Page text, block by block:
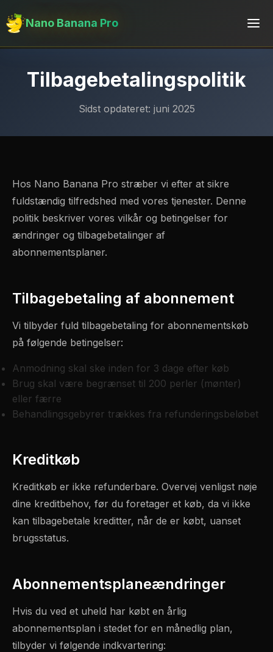
Nano Banana Pro
Tilbagebetalingspolitik
Sidst opdateret: juni 2025
Hos Nano Banana Pro stræber vi efter at sikre
fuldstændig tilfredshed med vores tjenester. Denne
politik beskriver vores vilkår og betingelser for
ændringer og tilbagebetalinger af
abonnementsplaner.
Tilbagebetaling af abonnement
Vi tilbyder fuld tilbagebetaling for abonnementskøb
på følgende betingelser:
Anmodning skal ske inden for 3 dage efter køb
Brug skal være begrænset til 200 perler (mønter)
eller færre
Behandlingsgebyrer trækkes fra refunderingsbeløbet
Kreditkøb
Kreditkøb er ikke refunderbare. Overvej venligst nøje
dine kreditbehov, før du foretager et køb, da vi ikke
kan tilbagebetale kreditter, når de er købt, uanset
brugsstatus.
Abonnementsplaneændringer
Hvis du ved et uheld har købt en årlig
abonnementsplan i stedet for en månedlig plan,
tilbyder vi følgende indkvartering: